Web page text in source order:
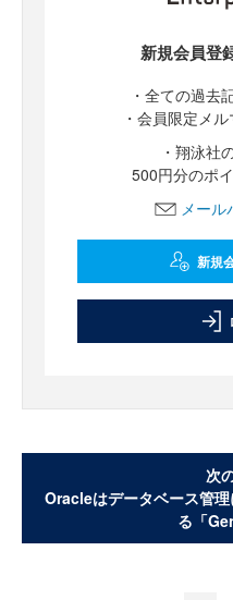
新規会員登
・全ての過去
・会員限定メ
・翔泳社
500円分のポ
メー
新規
次
Oracleはデータベース管
る「